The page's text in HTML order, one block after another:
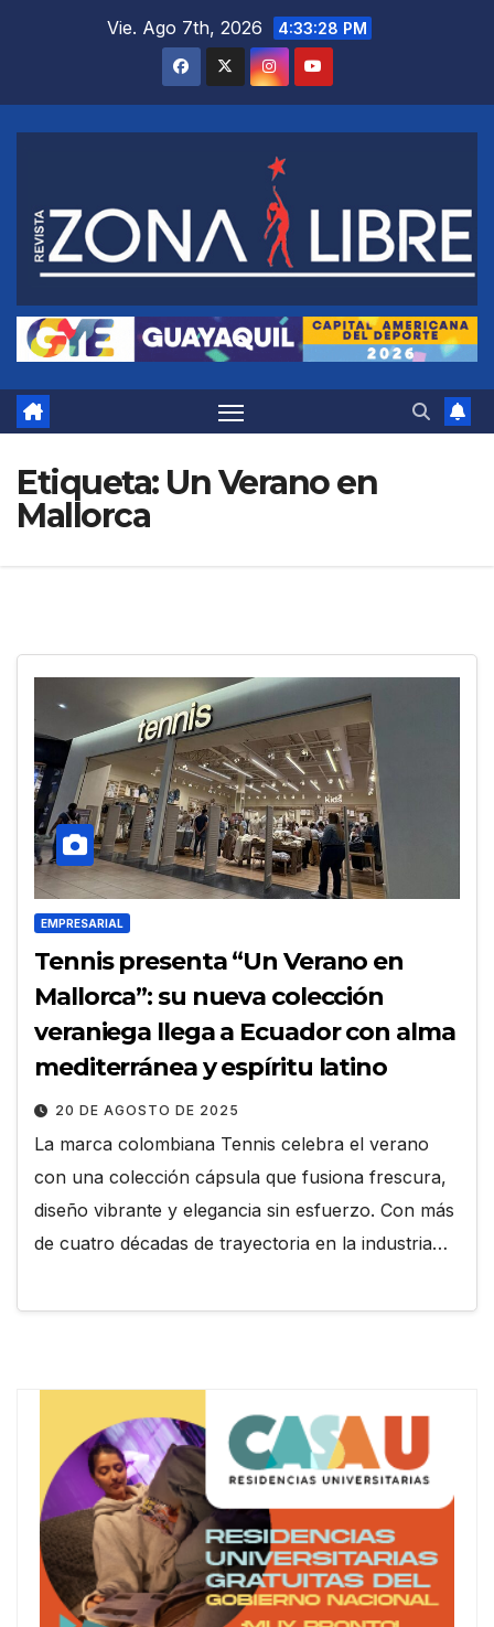
Vie. Ago 7th, 2026 4:33:29 PM
Etiqueta: Un Verano en
Mallorca
EMPRESARIAL
Tennis presenta “Un Verano en
Mallorca”: su nueva colección
veraniega llega a Ecuador con alma
mediterránea y espíritu latino
20 DE AGOSTO DE 2025
La marca colombiana Tennis celebra el verano
con una colección cápsula que fusiona frescura,
diseño vibrante y elegancia sin esfuerzo. Con más
de cuatro décadas de trayectoria en la industria…